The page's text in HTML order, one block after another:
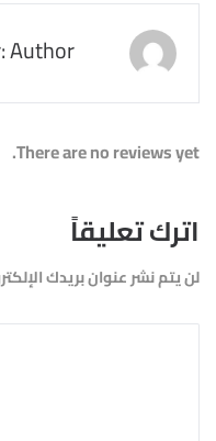
Author
There are no reviews yet.
اترك تعليقاً
لن يتم نشر عنوان بريدك